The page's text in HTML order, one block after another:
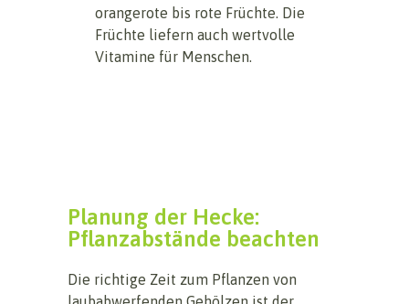
orangerote bis rote Früchte. Die
Früchte liefern auch wertvolle
Vitamine für Menschen.
Planung der Hecke:
Pflanzabstände beachten
Die richtige Zeit zum Pflanzen von